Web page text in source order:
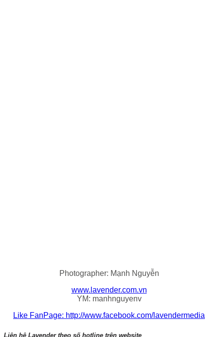
Photographer: Mạnh Nguyễn
www.lavender.com.vn
YM: manhnguyenv
Like FanPage: http://www.facebook.com/lavendermedia
Liên hệ Lavender theo số hotline trên website